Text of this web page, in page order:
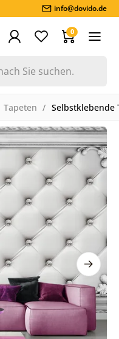
info@dovido.de
0
Tapeten Selbstklebende